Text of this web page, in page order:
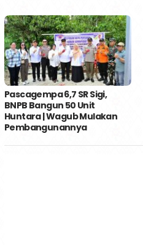
Pascagempa 6,7 SR Sigi,
BNPB Bangun 50 Unit
Huntara | Wagub Mulakan
Pembangunannya